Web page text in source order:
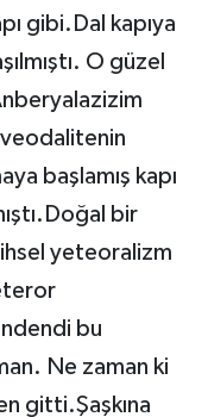
gibi.Dal kapıya
O güzel
başlamış kapı
bir
yeteoralizm
bu
Ne zaman ki
gitti.Şaşkına